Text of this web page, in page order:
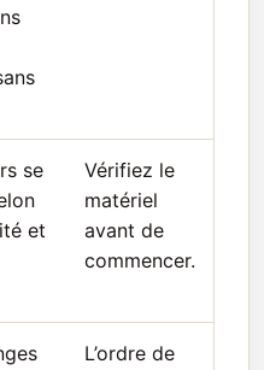
se
et
Vérifiez le
matériel
avant de
commencer.
L’ordre de